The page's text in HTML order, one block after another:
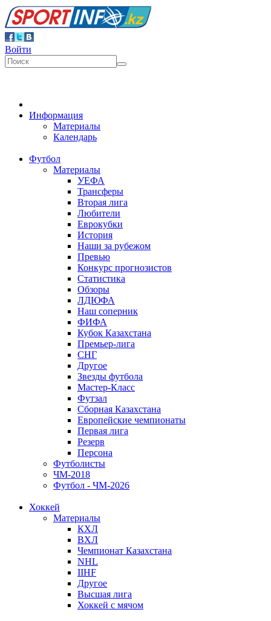
Войти
Информация
Материалы
Календарь
Футбол
Материалы
УЕФА
Трансферы
Вторая лига
Любители
Еврокубки
История
Наши за рубежом
Превью
Конкурс прогнозистов
Статистика
Обзоры
ЛДЮФА
Наш соперник
ФИФА
Кубок Казахстана
Премьер-лига
СНГ
Другое
Звезды футбола
Мастер-Класс
Футзал
Сборная Казахстана
Европейские чемпионаты
Первая лига
Резерв
Персона
Футболисты
ЧМ-2018
Футбол - ЧМ-2026
Хоккей
Материалы
КХЛ
ВХЛ
Чемпионат Казахстана
NHL
IIHF
Другое
Высшая лига
Хоккей с мячом